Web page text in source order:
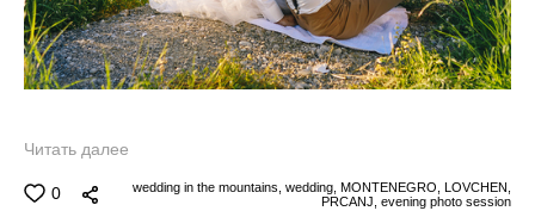
Читать далее
0 wedding in the mountains, wedding, MONTENEGRO, LOVCHEN,
PRCANJ, evening photo session